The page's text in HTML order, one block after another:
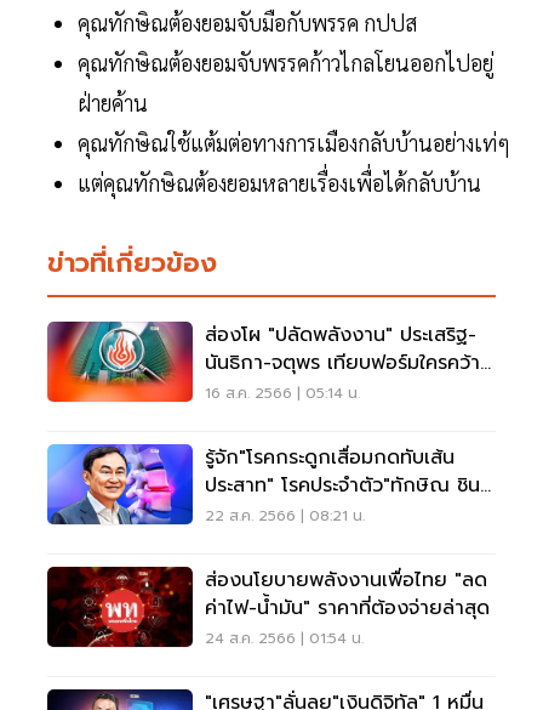
คุณทักษิณต้องยอมจับมือกับพรรค กปปส
คุณทักษิณต้องยอมจับพรรคก้าวไกลโยนออกไปอยู่
ฝ่ายค้าน
คุณทักษิณใช้แต้มต่อทางการเมืองกลับบ้านอย่างเท่ๆ
แต่คุณทักษิณต้องยอมหลายเรื่องเพื่อได้กลับบ้าน
ข่าวที่เกี่ยวข้อง
ส่องโผ "ปลัดพลังงาน" ประเสริฐ-
นันธิกา-จตุพร เทียบฟอร์มใครคว้า
เก้าอี้
16 ส.ค. 2566 | 05:14 น.
รู้จัก"โรคกระดูกเสื่อมกดทับเส้น
ประสาท" โรคประจำตัว"ทักษิณ ชิน
วัตร"
22 ส.ค. 2566 | 08:21 น.
ส่องนโยบายพลังงานเพื่อไทย "ลด
ค่าไฟ-น้ำมัน" ราคาที่ต้องจ่ายล่าสุด
24 ส.ค. 2566 | 01:54 น.
"เศรษฐา"ลั่นลุย"เงินดิจิทัล" 1 หมื่น